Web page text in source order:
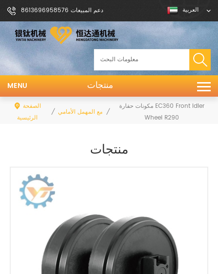
دعم المبيعات 8613696958576 العربية
منتجات MENU
الصفحة
الرئيسية
/ التجمع المهمل الأمامي
/
مكونات حفارة EC360 Front Idler
Wheel R290
منتجات